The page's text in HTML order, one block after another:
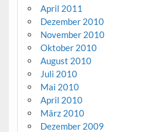
April 2011
Dezember 2010
November 2010
Oktober 2010
August 2010
Juli 2010
Mai 2010
April 2010
März 2010
Dezember 2009